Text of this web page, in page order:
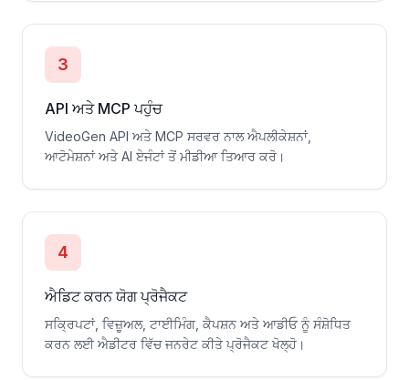
3
API ਅਤੇ MCP ਪਹੁੰਚ
VideoGen API ਅਤੇ MCP ਸਰਵਰ ਨਾਲ ਐਪਲੀਕੇਸ਼ਨਾਂ,
ਆਟੋਮੇਸ਼ਨਾਂ ਅਤੇ AI ਏਜੰਟਾਂ ਤੋਂ ਮੀਡੀਆ ਤਿਆਰ ਕਰੋ।
4
ਐਡਿਟ ਕਰਨ ਯੋਗ ਪ੍ਰੋਜੈਕਟ
ਸਕ੍ਰਿਪਟਾਂ, ਵਿਜ਼ੂਅਲ, ਟਾਈਮਿੰਗ, ਕੈਪਸ਼ਨ ਅਤੇ ਆਡੀਓ ਨੂੰ ਸੰਸ਼ੋਧਿਤ
ਕਰਨ ਲਈ ਐਡੀਟਰ ਵਿੱਚ ਜਨਰੇਟ ਕੀਤੇ ਪ੍ਰੋਜੈਕਟ ਖੋਲ੍ਹੋ।